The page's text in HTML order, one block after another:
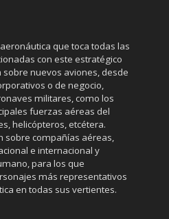
que toca todas las
con este estratégico
nuevos aviones, desde
o de negocio,
militares, como los
fuerzas aéreas del
helicópteros, etcétera.
sobre compañías aéreas,
e internacional y
para los que
más representativos
en todas sus vertientes.